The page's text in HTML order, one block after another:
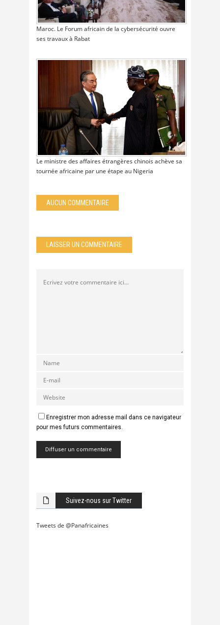
Maroc. Le Forum africain de la cybersécurité ouvre
ses travaux à Rabat
Le ministre des affaires étrangères chinois achève sa
tournée africaine par une étape au Nigeria
AUCUN COMMENTAIRE
LAISSER UN COMMENTAIRE
Enregistrer mon adresse mail dans ce navigateur
pour mes futurs commentaires.
Suivez-nous sur Twitter
Tweets de @Panafricaines